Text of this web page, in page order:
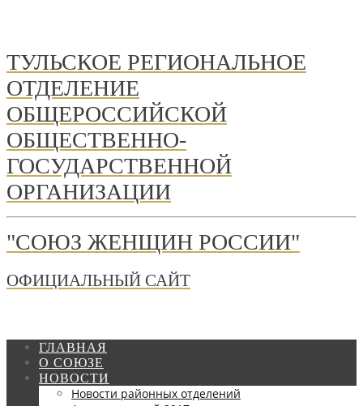
ТУЛЬСКОЕ РЕГИОНАЛЬНОЕ
ОТДЕЛЕНИЕ
ОБЩЕРОССИЙСКОЙ
ОБЩЕСТВЕННО-
ГОСУДАРСТВЕННОЙ
ОРГАНИЗАЦИИ
"СОЮЗ ЖЕНЩИН РОССИИ"
ОФИЦИАЛЬНЫЙ САЙТ
ГЛАВНАЯ
О СОЮЗЕ
НОВОСТИ
Новости районных отделений